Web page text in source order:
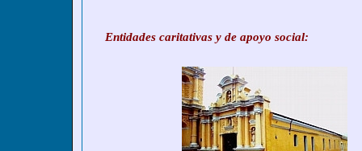
Entidades caritativas y de apoyo social: